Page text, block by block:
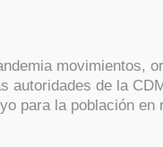
movimientos,
autoridades de la
para la población